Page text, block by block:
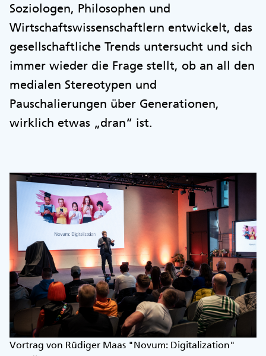
Soziologen, Philosophen und
Wirtschaftswissenschaftlern entwickelt, das
gesellschaftliche Trends untersucht und sich
immer wieder die Frage stellt, ob an all den
medialen Stereotypen und
Pauschalierungen über Generationen,
wirklich etwas „dran“ ist.
Vortrag von Rüdiger Maas "Novum: Digitalization"